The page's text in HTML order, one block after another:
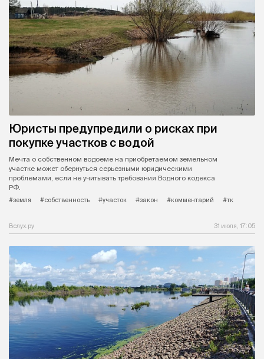
Юристы предупредили о рисках при
покупке участков с водой
Мечта о собственном водоеме на приобретаемом земельном
участке может обернуться серьезными юридическими
проблемами, если не учитывать требования Водного кодекса
РФ.
#земля
#собственность #участок #закон #комментарий #тк
Вслух.ру 31 июля, 17:05